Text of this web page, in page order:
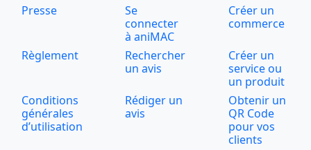
Presse
Se
connecter
à aniMAC
Créer un
commerce
Règlement
Rechercher
un avis
Créer un
service ou
un produit
Conditions
générales
d’utilisation
Rédiger un
avis
Obtenir un
QR Code
pour vos
clients